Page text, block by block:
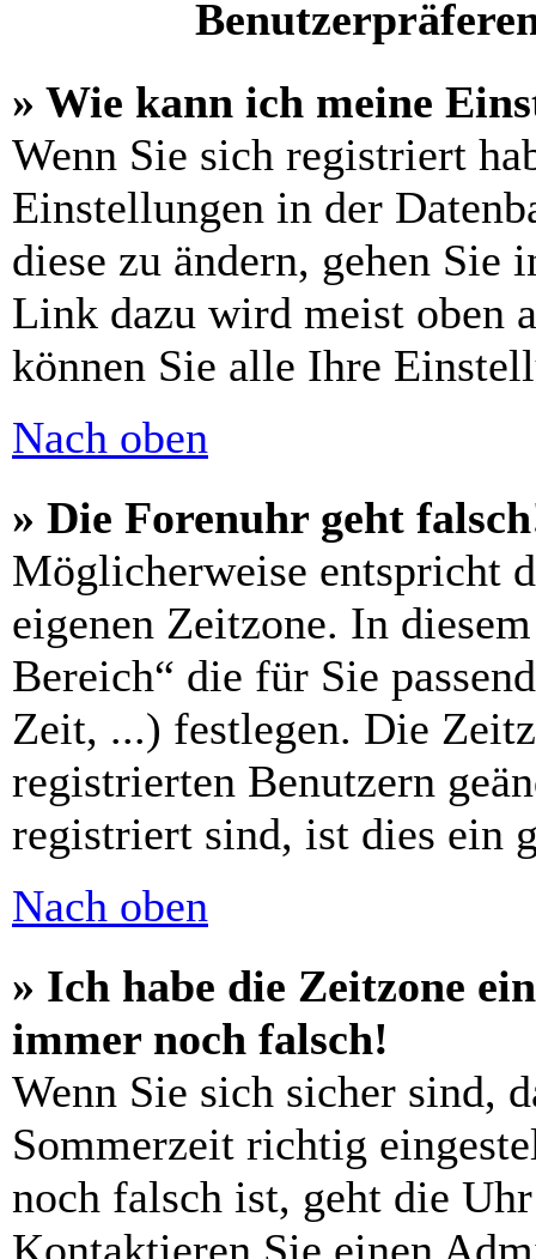
» Wie kann ich meine
Wenn Sie sich registriert
Einstellungen in der
diese zu ändern, gehen Sie
Link dazu wird meist oben
können Sie alle Ihre
Nach oben
» Die Forenuhr geht
Möglicherweise entspricht
eigenen Zeitzone. In
Bereich“ die für Sie
Zeit, ...) festlegen. Die
registrierten Benutzern
registriert sind, ist dies ein
Nach oben
» Ich habe die Zeitzone
immer noch falsch!
Wenn Sie sich sicher sind,
Sommerzeit richtig
noch falsch ist, geht die